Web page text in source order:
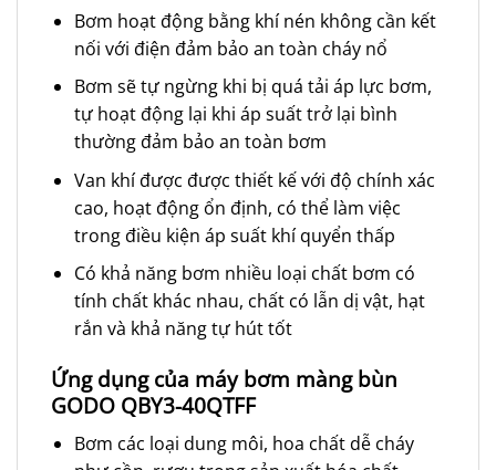
Bơm hoạt động bằng khí nén không cần kết
nối với điện đảm bảo an toàn cháy nổ
Bơm sẽ tự ngừng khi bị quá tải áp lực bơm,
tự hoạt động lại khi áp suất trở lại bình
thường đảm bảo an toàn bơm
Van khí được được thiết kế với độ chính xác
cao, hoạt động ổn định, có thể làm việc
trong điều kiện áp suất khí quyển thấp
Có khả năng bơm nhiều loại chất bơm có
tính chất khác nhau, chất có lẫn dị vật, hạt
rắn và khả năng tự hút tốt
Ứng dụng của máy bơm màng bùn
GODO QBY3-40QTFF
Bơm các loại dung môi, hoa chất dễ cháy